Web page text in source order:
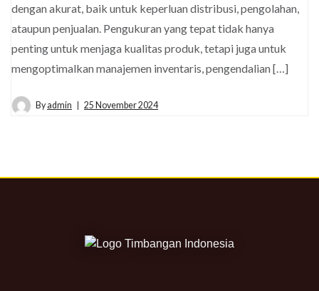
dengan akurat, baik untuk keperluan distribusi, pengolahan,
ataupun penjualan. Pengukuran yang tepat tidak hanya
penting untuk menjaga kualitas produk, tetapi juga untuk
mengoptimalkan manajemen inventaris, pengendalian […]
By admin 25 November 2024